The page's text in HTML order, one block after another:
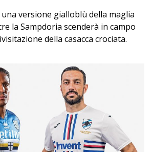
versione gialloblù della maglia
la Sampdoria scenderà in campo
della casacca crociata.